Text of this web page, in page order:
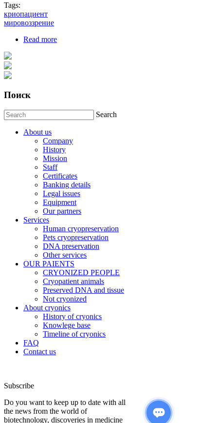
Tags:
криопациент
мировоззрение
Read more
Поиск
Search
About us
Company
History
Mission
Staff
Certificates
Banking details
Legal issues
Equipment
Our partners
Services
Human cryopreservation
Pets cryopreservation
DNA preservation
Other services
OUR PAIENTS
CRYONIZED PEOPLE
Cryopatient animals
Preserved DNA and tissue
Not cryonized
About cryonics
History of cryonics
Knowlege base
Timeline of cryonics
FAQ
Contact us
Subscribe
Do you want to keep up to date with all
the news from the world of
biotechnology, discoveries in medicine